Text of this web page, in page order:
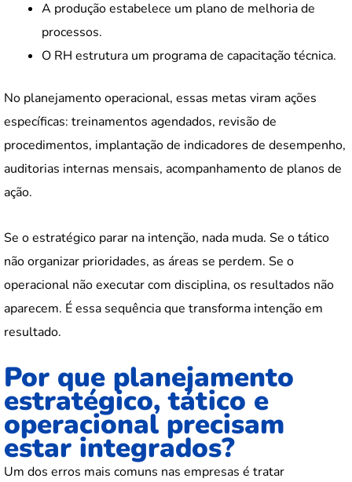
A produção estabelece um plano de melhoria de
processos.
O RH estrutura um programa de capacitação técnica.
No planejamento operacional, essas metas viram ações
específicas: treinamentos agendados, revisão de
procedimentos, implantação de indicadores de desempenho,
auditorias internas mensais, acompanhamento de planos de
ação.
Se o estratégico parar na intenção, nada muda. Se o tático
não organizar prioridades, as áreas se perdem. Se o
operacional não executar com disciplina, os resultados não
aparecem. É essa sequência que transforma intenção em
resultado.
Por que planejamento
estratégico, tático e
operacional precisam
estar integrados?
Um dos erros mais comuns nas empresas é tratar